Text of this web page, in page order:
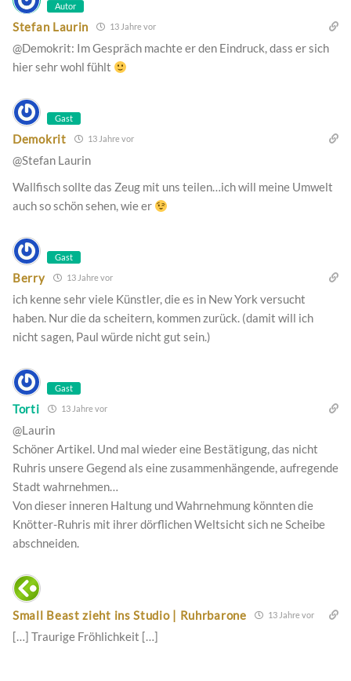
Autor
Stefan Laurin 13 Jahre vor
@Demokrit: Im Gespräch machte er den Eindruck, dass er sich
hier sehr wohl fühlt
Gast
Demokrit 13 Jahre vor
@Stefan Laurin
Wallfisch sollte das Zeug mit uns teilen…ich will meine Umwelt
auch so schön sehen, wie er
Gast
Berry 13 Jahre vor
ich kenne sehr viele Künstler, die es in New York versucht
haben. Nur die da scheitern, kommen zurück. (damit will ich
nicht sagen, Paul würde nicht gut sein.)
Gast
Torti 13 Jahre vor
@Laurin
Schöner Artikel. Und mal wieder eine Bestätigung, das nicht
Ruhris unsere Gegend als eine zusammenhängende, aufregende
Stadt wahrnehmen…
Von dieser inneren Haltung und Wahrnehmung könnten die
Knötter-Ruhris mit ihrer dörflichen Weltsicht sich ne Scheibe
abschneiden.
Small Beast zieht ins Studio | Ruhrbarone 13 Jahre vor
[…] Traurige Fröhlichkeit […]